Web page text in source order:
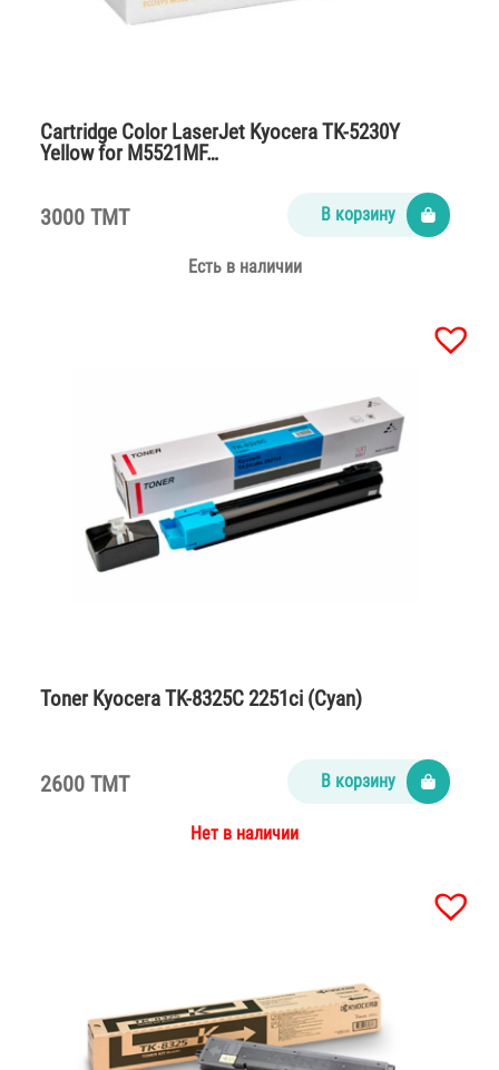
Cartridge Color LaserJet Kyocera TK-5230Y
Yellow for M5521MF…
3000 TMT В корзину
Есть в наличии
Toner Kyocera TK-8325C 2251ci (Cyan)
2600 TMT В корзину
Нет в наличии